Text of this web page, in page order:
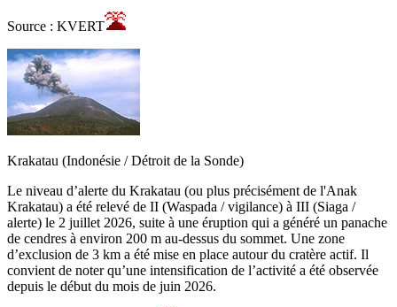
Source : KVERT
Krakatau (Indonésie / Détroit de la Sonde)
Le niveau d’alerte du Krakatau (ou plus précisément de l'Anak
Krakatau) a été relevé de II (Waspada / vigilance) à III (Siaga /
alerte) le 2 juillet 2026, suite à une éruption qui a généré un panache
de cendres à environ 200 m au-dessus du sommet. Une zone
d’exclusion de 3 km a été mise en place autour du cratère actif. Il
convient de noter qu’une intensification de l’activité a été observée
depuis le début du mois de juin 2026.